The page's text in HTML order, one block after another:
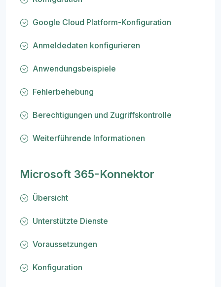
Google Cloud Platform-Konfiguration
Anmeldedaten konfigurieren
Anwendungsbeispiele
Fehlerbehebung
Berechtigungen und Zugriffskontrolle
Weiterführende Informationen
Microsoft 365-Konnektor
Übersicht
Unterstützte Dienste
Voraussetzungen
Konfiguration